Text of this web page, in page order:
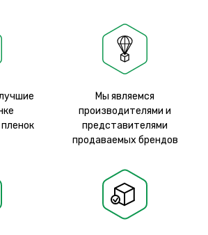
Мы являемся
производителями и
представителями
продаваемых брендов